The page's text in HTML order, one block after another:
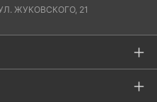
ЖУКОВСКОГО, 21